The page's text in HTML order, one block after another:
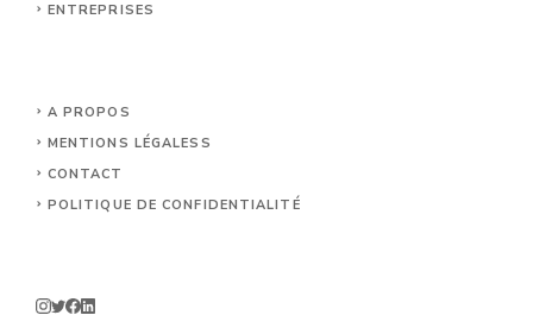
ENTREPRISES
A PROPOS
MENTIONS LÉGALES S
CONTACT
POLITIQUE DE CONFIDENTIALITÉ